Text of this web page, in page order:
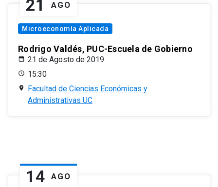
21 AGO
Microeconomía Aplicada
Rodrigo Valdés, PUC-Escuela de Gobierno
21 de Agosto de 2019
15:30
Facultad de Ciencias Económicas y
Administrativas UC
14 AGO